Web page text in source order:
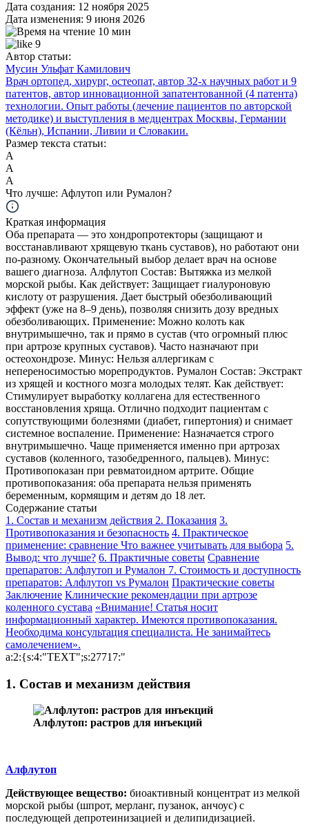
Дата создания: 12 ноября 2025
Дата изменения: 9 июня 2026
10 мин
9
Автор статьи:
Мусин Ульфат Камилович
Врач ортопед, хирург, остеопат, автор 32-х научных работ и 9
патентов, автор инновационной запатентованной (4 патента)
технологии. Опыт работы (лечение пациентов по авторской
методике) и выступления в медцентрах Москвы, Германии
(Кёльн), Испании, Ливии и Словакии.
Размер текста статьи:
А
А
А
Что лучше: Афлутоп или Румалон?
Краткая информация
Оба препарата — это хондропротекторы (защищают и
восстанавливают хрящевую ткань суставов), но работают они
по-разному. Окончательный выбор делает врач на основе
вашего диагноза. Алфлутоп Состав: Вытяжка из мелкой
морской рыбы. Как действует: Защищает гиалуроновую
кислоту от разрушения. Дает быстрый обезболивающий
эффект (уже на 8–9 день), позволяя снизить дозу вредных
обезболивающих. Применение: Можно колоть как
внутримышечно, так и прямо в сустав (что огромный плюс
при артрозе крупных суставов). Часто назначают при
остеохондрозе. Минус: Нельзя аллергикам с
непереносимостью морепродуктов. Румалон Состав: Экстракт
из хрящей и костного мозга молодых телят. Как действует:
Стимулирует выработку коллагена для естественного
восстановления хряща. Отлично подходит пациентам с
сопутствующими болезнями (диабет, гипертония) и снимает
системное воспаление. Применение: Назначается строго
внутримышечно. Чаще применяется именно при артрозах
суставов (коленного, тазобедренного, пальцев). Минус:
Противопоказан при ревматоидном артрите. Общие
противопоказания: оба препарата нельзя применять
беременным, кормящим и детям до 18 лет.
Содержание статьи
1. Состав и механизм действия 2. Показания 3.
Противопоказания и безопасность 4. Практическое
применение: сравнение Что важнее учитывать для выбора 5.
Вывод: что лучше? 6. Практичные советы Сравнение
препаратов: Алфлутоп и Румалон 7. Стоимость и доступность
препаратов: Алфлутоп vs Румалон Практические советы
Заключение Клинические рекомендации при артрозе
коленного сустава «Внимание! Статья носит
информационный характер. Имеются противопоказания.
Необходима консультация специалиста. Не занимайтесь
самолечением».
a:2:{s:4:"TEXT";s:27717:"
1. Состав и механизм действия
Алфлутоп: растров для инъекций
Алфлутоп
Действующее вещество: биоактивный концентрат из мелкой
морской рыбы (шпрот, мерланг, пузанок, анчоус) с
последующей депротеинизацией и делипидизацией.